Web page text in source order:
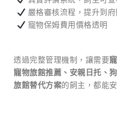
嚴格審核流程，提升到
寵物保姆費用價格透明
透過完整管理機制，讓需要
寵物旅館推薦、安親日托、
旅館替代方案的飼主，都能